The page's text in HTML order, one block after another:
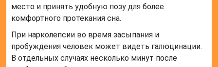
место и принять удобную позу для более
комфортного протекания сна.
При нарколепсии во время засыпания и
пробуждения человек может видеть галюцинации.
В отдельных случаях несколько минут после